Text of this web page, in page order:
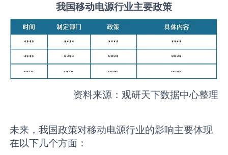
我国移动电源行业主要政策
资料来源：观研天下数据中心整理
未来，我国政策对移动电源行业的影响主要体现
在以下几个方面：